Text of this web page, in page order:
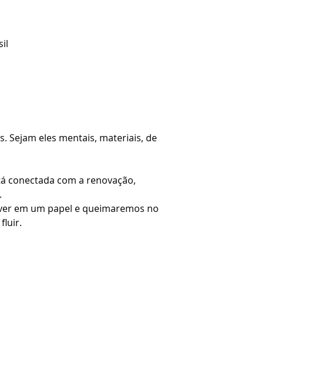
Sejam eles mentais, materiais, de
conectada com a renovação,
em um papel e queimaremos no